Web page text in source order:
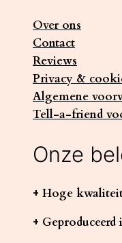
Over ons
Contact
Reviews
Privacy &
Algemene
Tell-a-friend
Onze
+ Hoge
+ Geproduceerd